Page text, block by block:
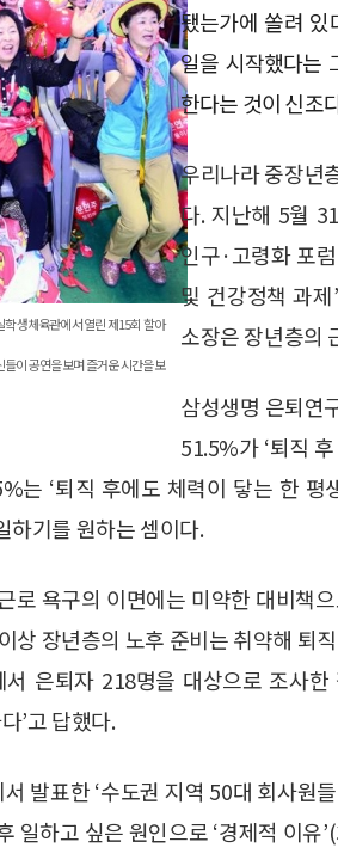
생체육관에서 열린 제15회 할아
이 공연을 보며 즐거운 시간을 보
됐는가에 쏠려 있
일을 시작했다는
한다는 것이 신조
우리나라 중장년
다. 지난해 5월
인구·고령화 포
및 건강정책 과
소장은 장년층의
삼성생명 은퇴연
51.5%가 ‘퇴직
는 ‘퇴직 후에도 체력이 닿는 한 평
하기를 원하는 셈이다.
로 욕구의 이면에는 미약한 대비책
상 장년층의 노후 준비는 취약해 퇴
은퇴자 218명을 대상으로 조사한
’고 답했다.
발표한 ‘수도권 지역 50대 회사원
일하고 싶은 원인으로 ‘경제적 이